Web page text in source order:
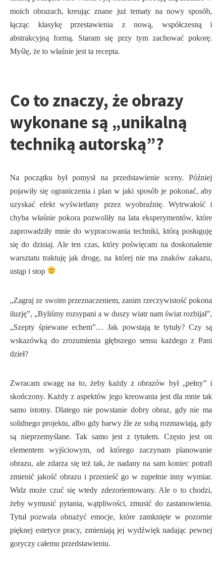
moich obrazach, kreując znane już tematy na nowy sposób,
łącząc klasykę przestawienia z nową, współczesną i
abstrakcyjną formą. Staram się przy tym zachować pokorę.
Myślę, że to właśnie jest ta recepta.
Co to znaczy, że obrazy
wykonane są „unikalną
techniką autorską”?
Na początku był pomysł na przedstawienie sceny. Później
pojawiły się ograniczenia i plan w jaki sposób je pokonać, aby
uzyskać efekt wyświetlany przez wyobraźnię. Wytrwałość i
chyba właśnie pokora pozwoliły na lata eksperymentów, które
zaprowadziły mnie do wypracowania techniki, którą posługuję
się do dzisiaj. Ale ten czas, który poświęcam na doskonalenie
warsztatu traktuję jak drogę, na której nie ma znaków zakazu,
ustąp i stop
„Zagraj ze swoim przeznaczeniem, zanim rzeczywistość pokona
iluzję”, „Byliśmy rozsypani a w duszy wiatr nam świat rozbijał”,
„Szepty śpiewane echem”… Jak powstają te tytuły? Czy są
wskazówką do zrozumienia głębszego sensu każdego z Pani
dzieł?
Zwracam uwagę na to, żeby każdy z obrazów był „pełny” i
skończony. Każdy z aspektów jego kreowania jest dla mnie tak
samo istotny. Dlatego nie powstanie dobry obraz, gdy nie ma
solidnego projektu, albo gdy barwy źle ze sobą rozmawiają, gdy
są nieprzemyślane. Tak samo jest z tytułem. Często jest on
elementem wyjściowym, od którego zaczynam planowanie
obrazu, ale zdarza się też tak, że nadany na sam koniec potrafi
zmienić jakość obrazu i przenieść go w zupełnie inny wymiar.
Widz może czuć się wtedy zdezorientowany. Ale o to chodzi,
żeby wymusić pytania, wątpliwości, zmusić do zastanowienia.
Tytuł pozwala obnażyć emocje, które zamknięte w pozornie
pięknej estetyce pracy, zmieniają jej wydźwięk nadając pewnej
goryczy całemu przedstawieniu.